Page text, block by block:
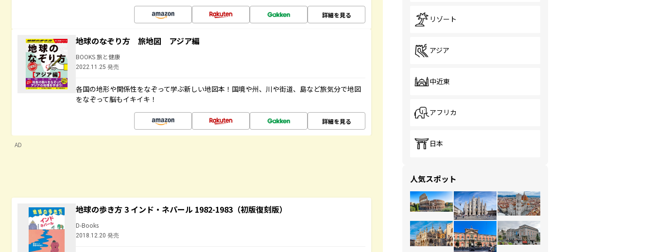
詳細を見る
地球のなぞり方 旅地図 アジア編
BOOKS 旅と健康
2022.11.25 発売
各国の地形や関係性をなぞって学ぶ新しい地図本！国境や州、川や街道、島など旅気分で地図
をなぞって脳もイキイキ！
詳細を見る
AD
地球の歩き方 3 インド・ネパール 1982-1983（初版復刻版）
D-Books
2018.12.20 発売
リゾート
アジア
中近東
アフリカ
日本
人気スポット